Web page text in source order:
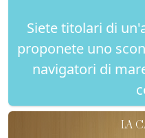
Siete titolari di
proponete uno
navigatori di
LA